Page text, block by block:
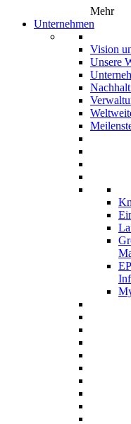
Mehr
Unternehmen
Vision
Unsere